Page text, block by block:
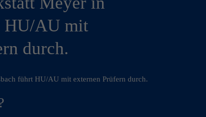
HU/AU mit
durch.
führt HU/AU mit externen Prüfern durch.